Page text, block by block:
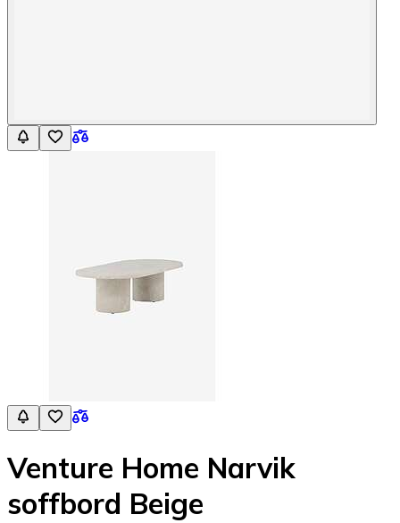
Venture Home Narvik
soffbord Beige